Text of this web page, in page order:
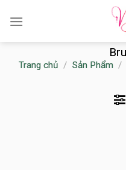
Trang chủ / Sản Phẩm /